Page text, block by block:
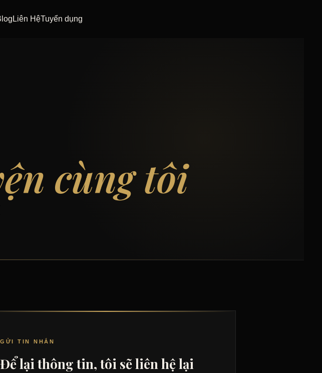
Liên HệTuyển dụng
cùng tôi
GỬI TIN NHẮN
Để lại thông tin, tôi sẽ liên hệ lại